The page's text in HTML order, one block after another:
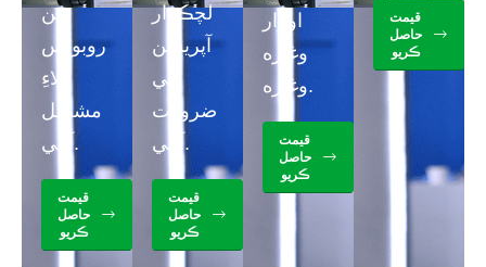
ٻين
روبوٽس
لاءِ
مشڪل
آهي.
قيمت
حاصل
ڪريو
لچڪدار
آپريشن
جي
ضرورت
آهي.
قيمت
حاصل
ڪريو
اوزار
وغيره
وغيره.
قيمت
حاصل
ڪريو
قيمت
حاصل
ڪريو